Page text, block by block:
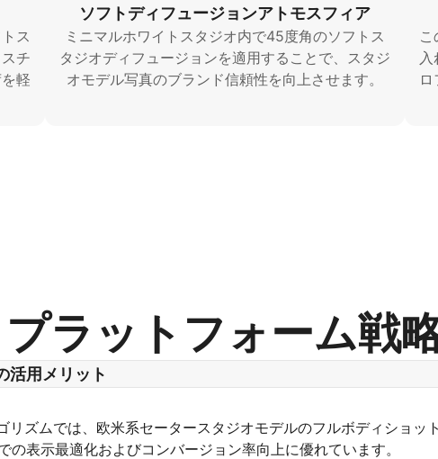
ス
チ
軽
ソフトディフュージョンアトモスフィア
ミニマルホワイトスタジオ内で45度角のソフトス
タジオディフュージョンを適用することで、スタジ
オモデル写真のブランド信頼性を向上させます。
プラットフォーム戦
活用メリット
リズムでは、欧米系セータースタジオモデルのフルボディショッ
の表示最適化およびコンバージョン率向上に優れています。